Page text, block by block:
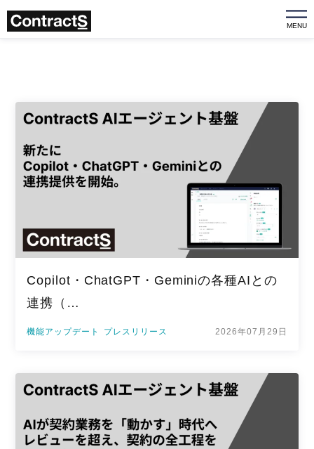
MENU
Copilot・ChatGPT・Geminiの各種AIとの
連携（…
機能アップデート プレスリリース 2026年07月29日